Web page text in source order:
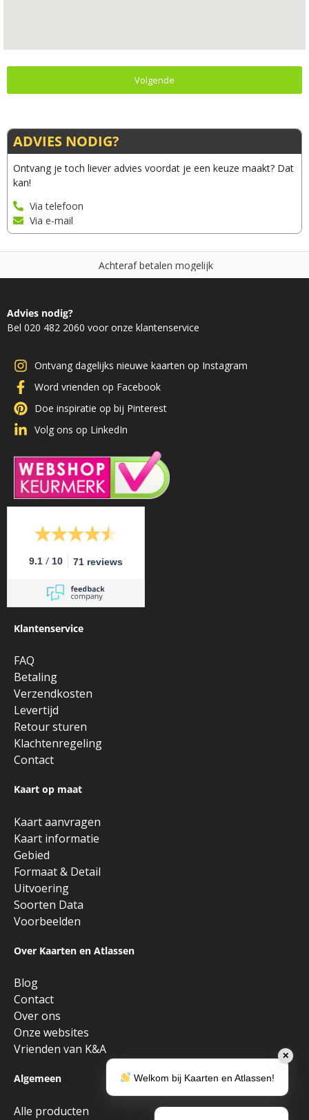
Volgende
ADVIES NODIG?
Ontvang je toch liever advies voordat je een keuze maakt? Dat
kan!
Via telefoon
Via e-mail
Achteraf betalen mogelijk
Advies nodig?
Bel 020 482 2060 voor onze klantenservice
Ontvang dagelijks nieuwe kaarten op Instagram
Word vrienden op Facebook
Doe inspiratie op bij Pinterest
Volg ons op LinkedIn
9.1 / 10 71 reviews
Klantenservice
FAQ
Betaling
Verzendkosten
Levertijd
Retour sturen
Klachtenregeling
Contact
Kaart op maat
Kaart aanvragen
Kaart informatie
Gebied
Formaat & Detail
Uitvoering
Soorten Data
Voorbeelden
Over Kaarten en Atlassen
Blog
Contact
Over ons
Onze websites
Vrienden van K&A
Algemeen
Alle producten
✕
Welkom bij Kaarten en Atlassen!